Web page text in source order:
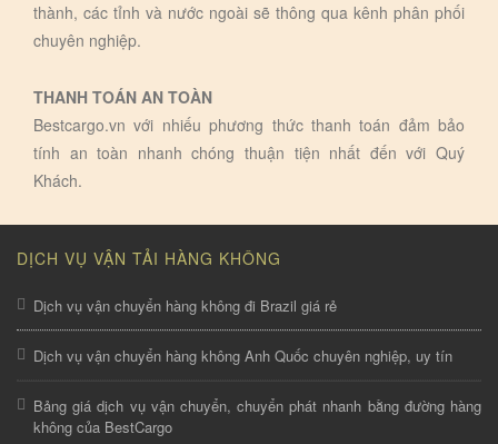
thành, các tỉnh và nước ngoài sẽ thông qua kênh phân phối
chuyên nghiệp.
THANH TOÁN AN TOÀN
Bestcargo.vn với nhiếu phương thức thanh toán đảm bảo
tính an toàn nhanh chóng thuận tiện nhất đến với Quý
Khách.
DỊCH VỤ VẬN TẢI HÀNG KHÔNG
Dịch vụ vận chuyển hàng không đi Brazil giá rẻ
Dịch vụ vận chuyển hàng không Anh Quốc chuyên nghiệp, uy tín
Bảng giá dịch vụ vận chuyển, chuyển phát nhanh bằng đường hàng
không của BestCargo